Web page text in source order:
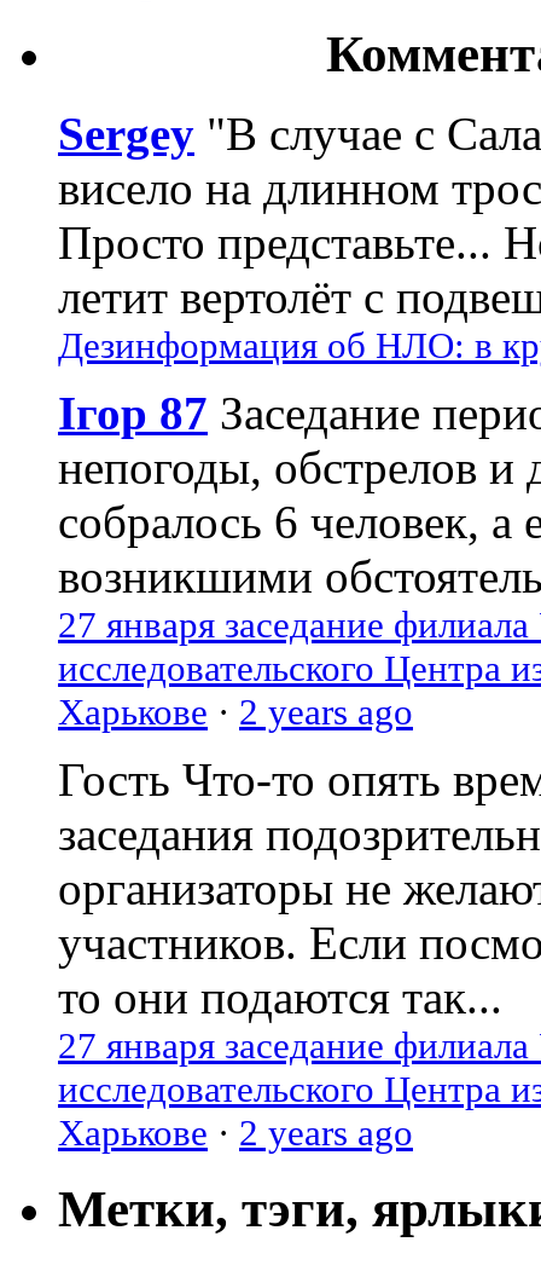
Sergey "В случае с
висело на длинном
Просто представьте...
летит вертолёт с
Дезинформация об НЛО: в
Ігор 87 Заседание
непогоды, обстрелов и
собралось 6 человек, а
возникшими
27 января заседание
исследовательского Центра
Харькове · 2 years ago
Гость Что-то опять
заседания
организаторы не
участников. Если
то они подаются так...
27 января заседание
исследовательского Центра
Харькове · 2 years ago
Метки, тэги,